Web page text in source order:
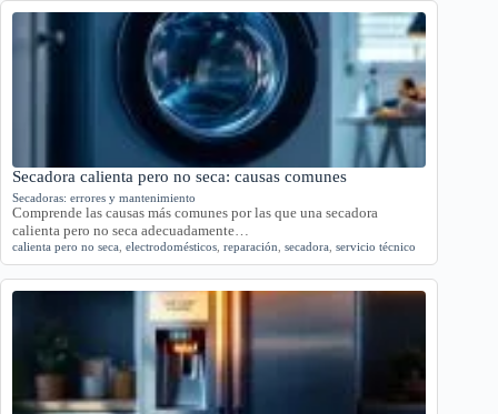
Secadora calienta pero no seca: causas comunes
Secadoras: errores y mantenimiento
Comprende las causas más comunes por las que una secadora
calienta pero no seca adecuadamente…
calienta pero no seca electrodomésticos reparación secadora servicio técnico